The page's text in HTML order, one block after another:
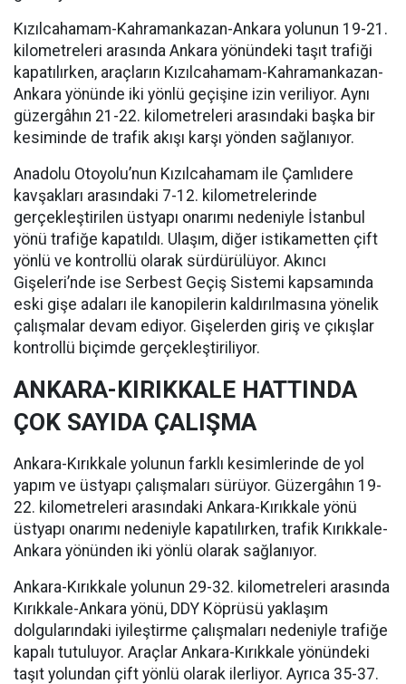
Kızılcahamam-Kahramankazan-Ankara yolunun 19-21.
kilometreleri arasında Ankara yönündeki taşıt trafiği
kapatılırken, araçların Kızılcahamam-Kahramankazan-
Ankara yönünde iki yönlü geçişine izin veriliyor. Aynı
güzergâhın 21-22. kilometreleri arasındaki başka bir
kesiminde de trafik akışı karşı yönden sağlanıyor.
Anadolu Otoyolu’nun Kızılcahamam ile Çamlıdere
kavşakları arasındaki 7-12. kilometrelerinde
gerçekleştirilen üstyapı onarımı nedeniyle İstanbul
yönü trafiğe kapatıldı. Ulaşım, diğer istikametten çift
yönlü ve kontrollü olarak sürdürülüyor. Akıncı
Gişeleri’nde ise Serbest Geçiş Sistemi kapsamında
eski gişe adaları ile kanopilerin kaldırılmasına yönelik
çalışmalar devam ediyor. Gişelerden giriş ve çıkışlar
kontrollü biçimde gerçekleştiriliyor.
ANKARA-KIRIKKALE HATTINDA
ÇOK SAYIDA ÇALIŞMA
Ankara-Kırıkkale yolunun farklı kesimlerinde de yol
yapım ve üstyapı çalışmaları sürüyor. Güzergâhın 19-
22. kilometreleri arasındaki Ankara-Kırıkkale yönü
üstyapı onarımı nedeniyle kapatılırken, trafik Kırıkkale-
Ankara yönünden iki yönlü olarak sağlanıyor.
Ankara-Kırıkkale yolunun 29-32. kilometreleri arasında
Kırıkkale-Ankara yönü, DDY Köprüsü yaklaşım
dolgularındaki iyileştirme çalışmaları nedeniyle trafiğe
kapalı tutuluyor. Araçlar Ankara-Kırıkkale yönündeki
taşıt yolundan çift yönlü olarak ilerliyor. Ayrıca 35-37.